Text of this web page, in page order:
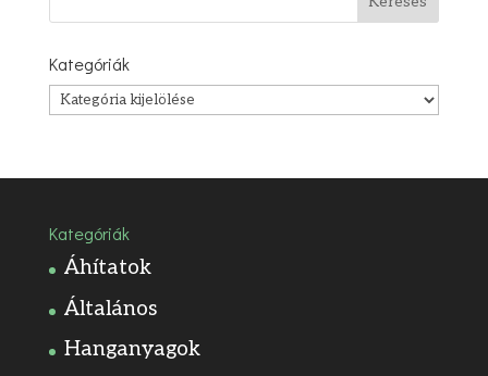
Kategóriák
Kategóriák
Kategóriák
Áhítatok
Általános
Hanganyagok